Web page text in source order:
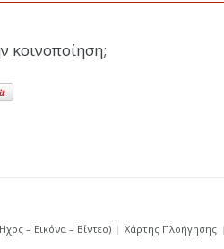
κοινοποίηση;
– Εικόνα – Βίντεο) Χάρτης Πλοήγησης